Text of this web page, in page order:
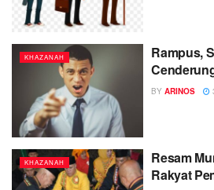
KHAZANAH
Rampus,
BY ARINOS
KHAZANAH
Resam
Rakyat